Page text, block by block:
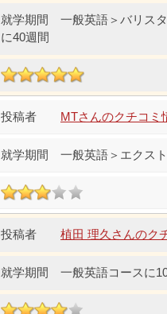
一般英語＞バリス
に40週間
MTさんのクチコミ
一般英語＞エクス
植田 理久さんのク
一般英語コースに